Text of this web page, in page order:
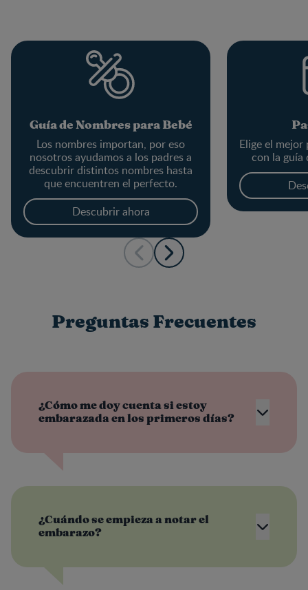
Guía de Nombres para Bebé
Los nombres importan, por eso
nosotros ayudamos a los padres a
descubrir distintos nombres hasta
que encuentren el perfecto.
Descubrir ahora
Elige el
con la guía
Preguntas Frecuentes
¿Cómo me doy cuenta si estoy
embarazada en los primeros días?
¿Cuándo se empieza a notar el
embarazo?